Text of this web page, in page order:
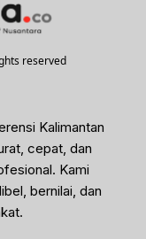
reserved
Kalimantan
cepat, dan
Kami
bernilai, dan